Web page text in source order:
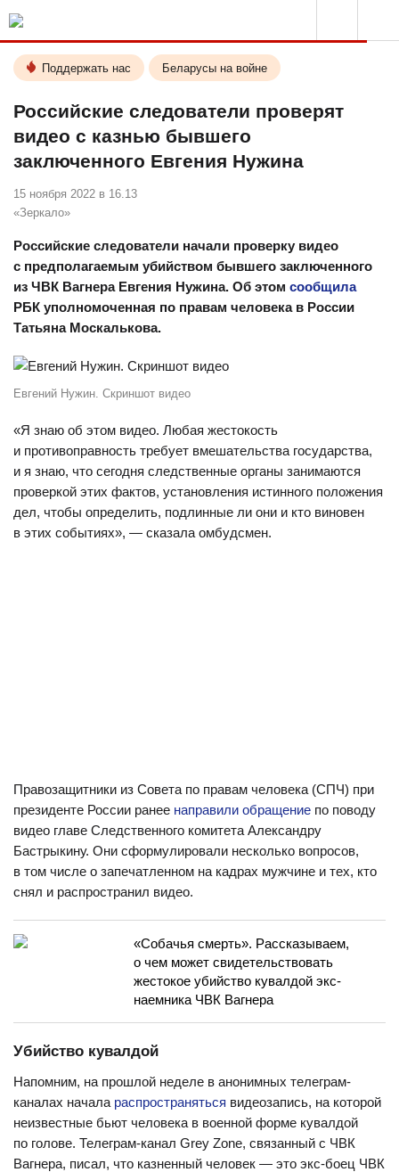
Поддержать нас Беларусы на войне
Российские следователи проверят
видео с казнью бывшего
заключенного Евгения Нужина
15 ноября 2022 в 16.13
«Зеркало»
Российские следователи начали проверку видео
с предполагаемым убийством бывшего заключенного
из ЧВК Вагнера Евгения Нужина. Об этом сообщила
РБК уполномоченная по правам человека в России
Татьяна Москалькова.
Евгений Нужин. Скриншот видео
«Я знаю об этом видео. Любая жестокость
и противоправность требует вмешательства государства,
и я знаю, что сегодня следственные органы занимаются
проверкой этих фактов, установления истинного положения
дел, чтобы определить, подлинные ли они и кто виновен
в этих событиях», — сказала омбудсмен.
Правозащитники из Совета по правам человека (СПЧ) при
президенте России ранее направили обращение по поводу
видео главе Следственного комитета Александру
Бастрыкину. Они сформулировали несколько вопросов,
в том числе о запечатленном на кадрах мужчине и тех, кто
снял и распространил видео.
«Собачья смерть». Рассказываем,
о чем может свидетельствовать
жестокое убийство кувалдой экс-
наемника ЧВК Вагнера
Убийство кувалдой
Напомним, на прошлой неделе в анонимных телеграм-
каналах начала распространяться видеозапись, на которой
неизвестные бьют человека в военной форме кувалдой
по голове. Телеграм-канал Grey Zone, связанный с ЧВК
Вагнера, писал, что казненный человек — это экс-боец ЧВК